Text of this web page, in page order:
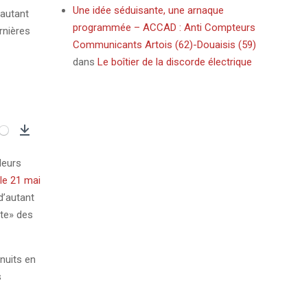
le 21 mai
des
en
Une idée séduisante, une arnaque
programmée – ACCAD : Anti Compteurs
Communicants Artois (62)-Douaisis (59)
dans Le boîtier de la discorde électrique